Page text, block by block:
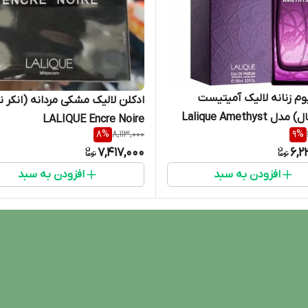
زنانه لالیک آمیتیست
(اورجینال) مدل Lalique Amethyst
9%
افزودن به سبد
ادکلن لالیک مشکی مردانه (انکر
LALIQUE Encre Noire
8,113,000
8%
7,417,000
افزودن به سبد